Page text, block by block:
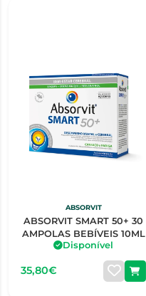
ABSORVIT
ABSORVIT SMART 50+ 30
AMPOLAS BEBÍVEIS 10ML
Disponível
35,80€